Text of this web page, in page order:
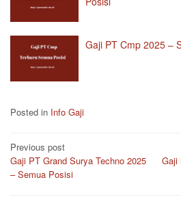
Gaji PT Cmp 2025 –
Posted in Info Gaji
Post
navigation
Previous post
Gaji PT Grand Surya Techno 2025
– Semua Posisi
Gaji